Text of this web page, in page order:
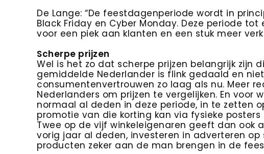
De Lange: “De feestdagenperiode wordt in
Black Friday en Cyber Monday. Deze periode
voor een piek aan klanten en een stuk meer
Scherpe prijzen
Wel is het zo dat scherpe prijzen belangrijk zijn
gemiddelde Nederlander is flink gedaald en
consumentenvertrouwen zo laag als nu. Meer
Nederlanders om prijzen te vergelijken. En voor
normaal al deden in deze periode, in te zetten
promotie van die korting kan via fysieke
Twee op de vijf winkeleigenaren geeft dan ook
vorig jaar al deden, investeren in adverteren op
producten zeker aan de man brengen in de